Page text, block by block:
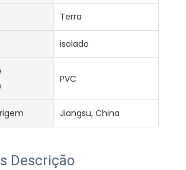
Terra
isolado
PVC
Jiangsu, China
Descrição